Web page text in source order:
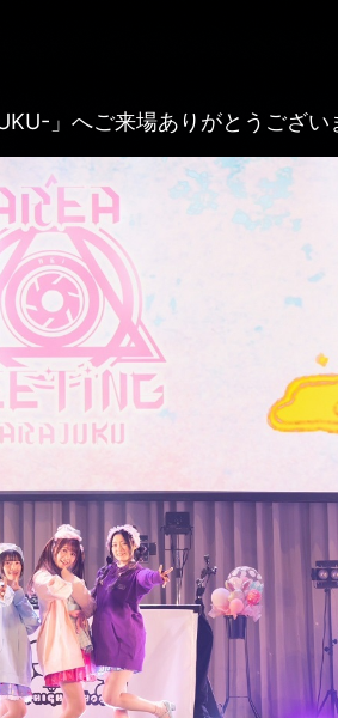
」へご来場ありがとうござい